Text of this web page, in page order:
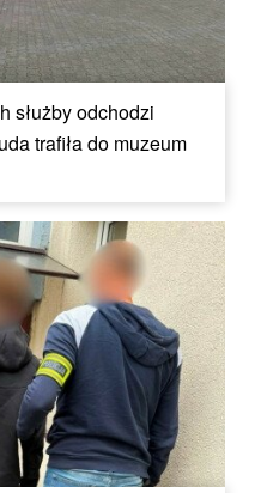
służby odchodzi
trafiła do muzeum